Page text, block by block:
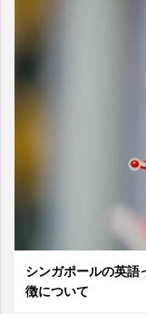
シンガポールの英語
徴について